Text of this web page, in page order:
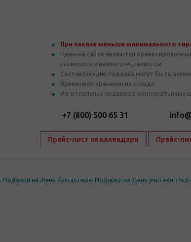
При заказе меньше минимального
Цены на сайте являются
стоимость у наших специалистов
Составляющие подарка могут быть
Временное хранение на складе
Изготовление подарка в корпоративных
+7 (800) 500 65 31
Прайс-лист на календари Прайс-
, Подарки на День бухгалтера, Подарки на День учителя,